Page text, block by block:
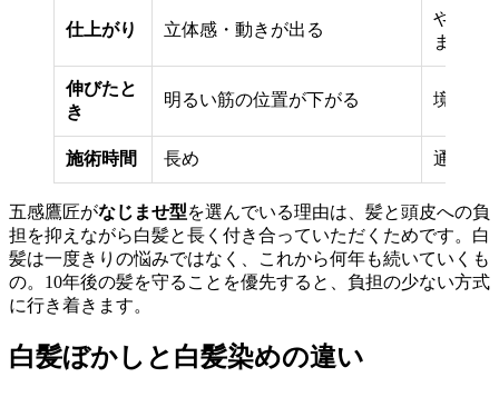
仕上がり 立体感・動きが出る
やわら
まる
伸びたと
き
明るい筋の位置が下がる 境目が
施術時間 長め 通常の
五感鷹匠がなじませ型を選んでいる理由は、髪と頭皮への負
担を抑えながら白髪と長く付き合っていただくためです。白
髪は一度きりの悩みではなく、これから何年も続いていくも
の。10年後の髪を守ることを優先すると、負担の少ない方式
に行き着きます。
白髪ぼかしと白髪染めの違い